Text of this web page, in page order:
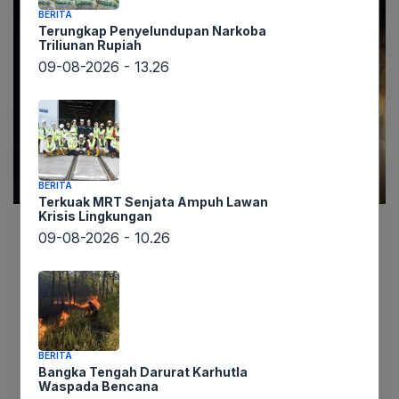
Lintaswarta.co.id melaporkan, kemampuan
pertahanan udara Indonesia menjadi sorotan
menyusul serangan rudal Iran ke Israel yang
menembus sistem pertahanan Iron Dome.
Pengamat militer dari Institute for Security and
Strategic Studies (ISSES), Khairul Fahmi,
memberikan analisis mendalam terkait kesiapan
BERITA
Terungkap Penyelundupan Narkoba
Triliunan Rupiah
09-08-2026 - 13.26
BERITA
Terkuak MRT Senjata Ampuh Lawan
Krisis Lingkungan
09-08-2026 - 10.26
BERITA
Bangka Tengah Darurat Karhutla
Waspada Bencana